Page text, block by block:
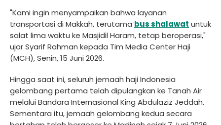
"Kami ingin menyampaikan bahwa layanan
transportasi di Makkah, terutama bus shalawat untuk
salat lima waktu ke Masjidil Haram, tetap beroperasi,"
ujar Syarif Rahman kepada Tim Media Center Haji
(MCH), Senin, 15 Juni 2026.
Hingga saat ini, seluruh jemaah haji Indonesia
gelombang pertama telah dipulangkan ke Tanah Air
melalui Bandara Internasional King Abdulaziz Jeddah.
Sementara itu, jemaah gelombang kedua secara